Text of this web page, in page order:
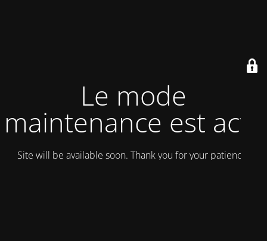
Le mode
maintenance est actif
Site will be available soon. Thank you for your patience!